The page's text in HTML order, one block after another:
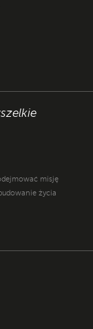
misję
życia